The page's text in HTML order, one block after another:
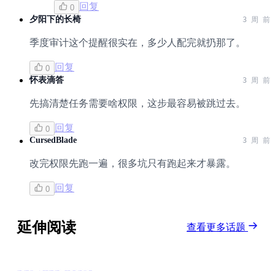
0 回复
夕阳下的长椅 3 周 前
季度审计这个提醒很实在，多少人配完就扔那了。
0 回复
怀表滴答 3 周 前
先搞清楚任务需要啥权限，这步最容易被跳过去。
0 回复
CursedBlade 3 周 前
改完权限先跑一遍，很多坑只有跑起来才暴露。
0 回复
延伸阅读 查看更多话题